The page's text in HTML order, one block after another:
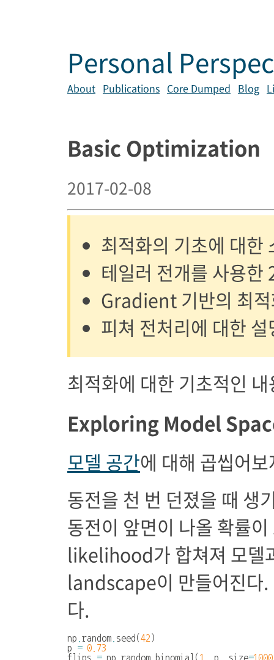
Personal
About Publications Core Dumped Blog
Basic Optimization
2017-02-08
최적화의 기초에 대한
테일러 전개를 사용한
Gradient 기반의 최
피쳐 전처리에 대한 설
최적화에 대한 기초적인
Exploring Model
모델 공간에 대해 곱씹어
동전을 천 번 던졌을 때 생
동전이 앞면이 나올 확률
likelihood가 합쳐져 모
landscape이 만들어진다.
다.
np random seed (42 )
p
= 0.73
flips
= np random binomial ( 1 , p , size=1000